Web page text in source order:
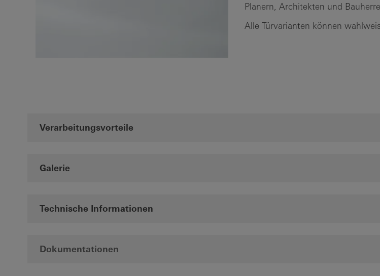
Planern, Architekten und
Alle Türvarianten können
Verarbeitungsvorteile
Galerie
Technische Informationen
Dokumentationen